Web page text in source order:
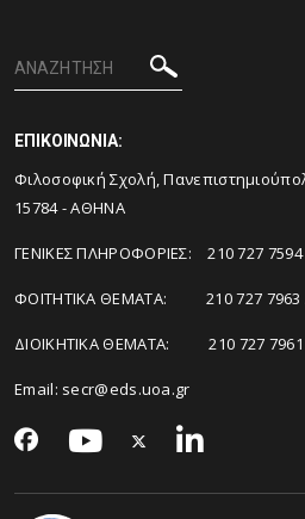
ΕΠΙΚΟΙΝΩΝΙΑ:
Φιλοσοφική Σχολή,
15784 - ΑΘΗΝΑ
ΓΕΝΙΚΕΣ ΠΛΗΡΟΦΟΡΙΕΣ: 210 727 7594
ΦΟΙΤΗΤΙΚΑ ΘΕΜΑΤΑ: 210 727 7963 /
ΔΙΟΙΚΗΤΙΚΑ ΘΕΜΑΤΑ: 210 727 7961
Email: secr@eds.uoa.gr